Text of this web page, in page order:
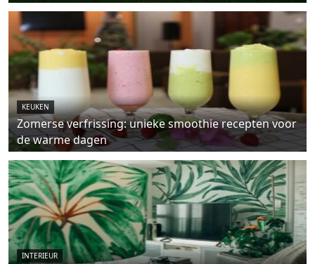
KEUKEN
Zomerse verfrissing: unieke smoothie recepten voor
de warme dagen
INTERIEUR